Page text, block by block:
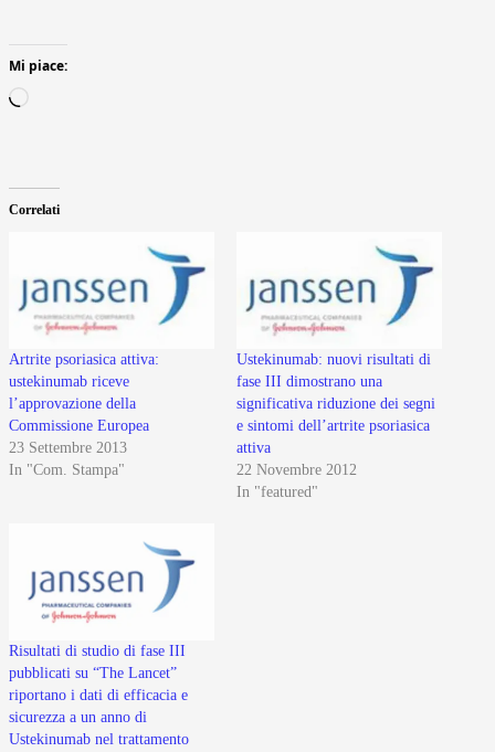
Mi piace:
Correlati
Artrite psoriasica attiva:
ustekinumab riceve
l’approvazione della
Commissione Europea
23 Settembre 2013
In "Com. Stampa"
Ustekinumab: nuovi risultati di
fase III dimostrano una
significativa riduzione dei segni
e sintomi dell’artrite psoriasica
attiva
22 Novembre 2012
In "featured"
Risultati di studio di fase III
pubblicati su “The Lancet”
riportano i dati di efficacia e
sicurezza a un anno di
Ustekinumab nel trattamento